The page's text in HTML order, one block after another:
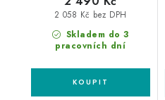
Skladem do 3
pracovních dní
2 058 Kč bez DPH